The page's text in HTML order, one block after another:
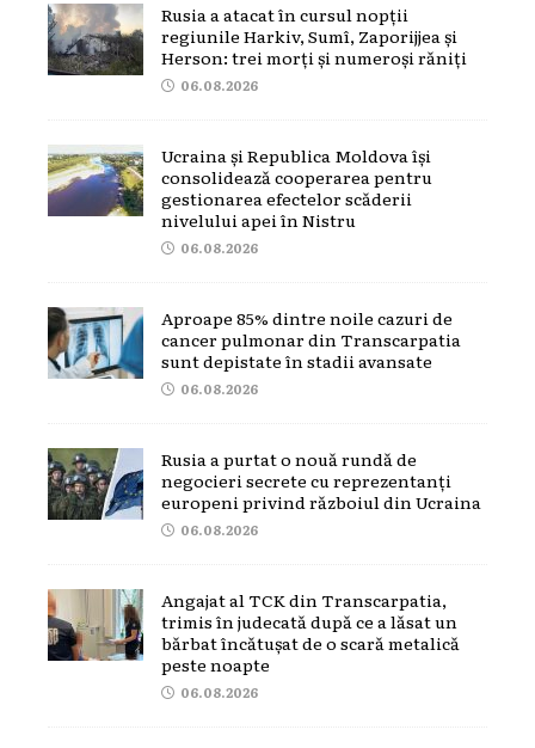
Rusia a atacat în cursul nopții
regiunile Harkiv, Sumî, Zaporijjea și
Herson: trei morți și numeroși răniți
06.08.2026
Ucraina și Republica Moldova își
consolidează cooperarea pentru
gestionarea efectelor scăderii
nivelului apei în Nistru
06.08.2026
Aproape 85% dintre noile cazuri de
cancer pulmonar din Transcarpatia
sunt depistate în stadii avansate
06.08.2026
Rusia a purtat o nouă rundă de
negocieri secrete cu reprezentanți
europeni privind războiul din Ucraina
06.08.2026
Angajat al TCK din Transcarpatia,
trimis în judecată după ce a lăsat un
bărbat încătușat de o scară metalică
peste noapte
06.08.2026